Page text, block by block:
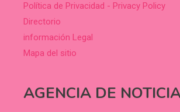
Política de Privacidad - Privacy Policy
Directorio
información Legal
Mapa del sitio
AGENCIA DE